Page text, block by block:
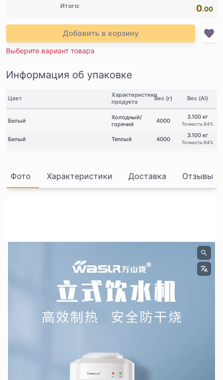
Итого: 0.00
Добавить в корзину
Выберите вариант товара
Информация об упаковке
Цвет
Характеристики
продукта
Вес (г) Вес (AI)
Белый
Холодный/
горячий
4000
3.100 кг
Точность 84%
Белый Теплый 4000
3.100 кг
Точность 84%
Фото Характеристики Доставка Отзывы